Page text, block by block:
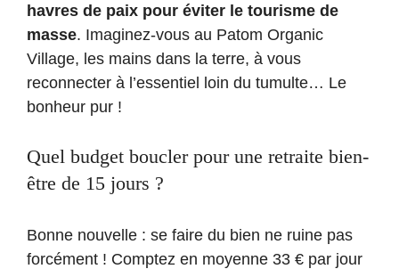
havres de paix pour éviter le tourisme de
masse. Imaginez-vous au Patom Organic
Village, les mains dans la terre, à vous
reconnecter à l’essentiel loin du tumulte… Le
bonheur pur !
Quel budget boucler pour une retraite bien-
être de 15 jours ?
Bonne nouvelle : se faire du bien ne ruine pas
forcément ! Comptez en moyenne 33 € par jour